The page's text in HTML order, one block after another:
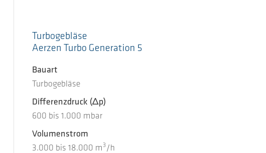
Turbogebläse
Aerzen Turbo Generation 5
Bauart
Turbogebläse
Differenzdruck (Δp)
600 bis 1.000 mbar
Volumenstrom
3.000 bis 18.000 m 3 /h